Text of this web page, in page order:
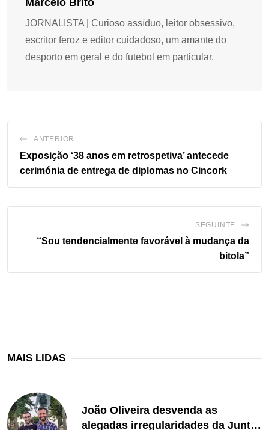
JORNALISTA | Curioso assíduo, leitor obsessivo,
escritor feroz e editor cuidadoso, um amante do
desporto em geral e do futebol em particular.
ANTERIOR
Exposição ‘38 anos em retrospetiva’ antecede
cerimónia de entrega de diplomas no Cincork
SEGUINTE
“Sou tendencialmente favorável à mudança da
bitola”
MAIS LIDAS
João Oliveira desvenda as
alegadas irregularidades da Junta